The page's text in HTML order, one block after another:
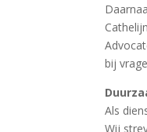
bij
Als
Wij